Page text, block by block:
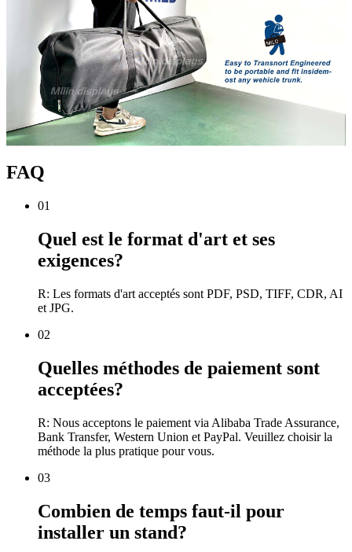
FAQ
01
Quel est le format d'art et ses
exigences?
R: Les formats d'art acceptés sont PDF, PSD, TIFF, CDR, AI
et JPG.
02
Quelles méthodes de paiement sont
acceptées?
R: Nous acceptons le paiement via Alibaba Trade Assurance,
Bank Transfer, Western Union et PayPal. Veuillez choisir la
méthode la plus pratique pour vous.
03
Combien de temps faut-il pour
installer un stand?